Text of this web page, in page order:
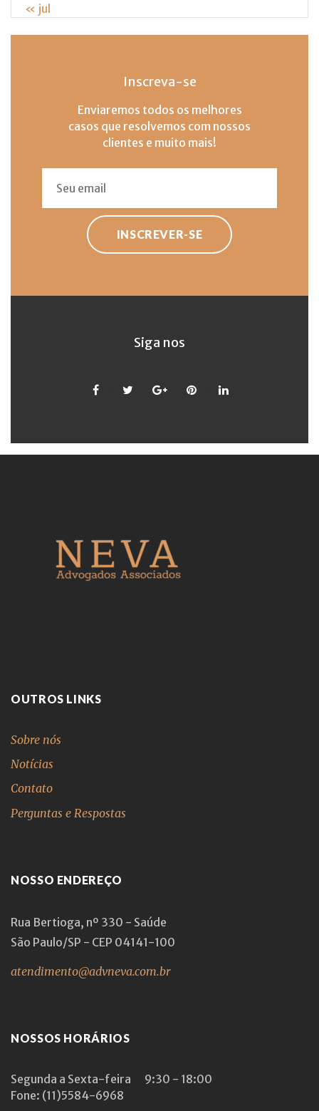
« jul
Inscreva-se
Enviaremos todos os melhores
casos que resolvemos com nossos
clientes e muito mais!
INSCREVER-SE
Siga nos
OUTROS LINKS
Sobre nós
Notícias
Contato
Perguntas e Respostas
NOSSO ENDEREÇO
Rua Bertioga, nº 330 - Saúde
São Paulo/SP - CEP 04141-100
atendimento@advneva.com.br
NOSSOS HORÁRIOS
Segunda a Sexta-feira
9:30 - 18:00
Fone: (11)5584-6968